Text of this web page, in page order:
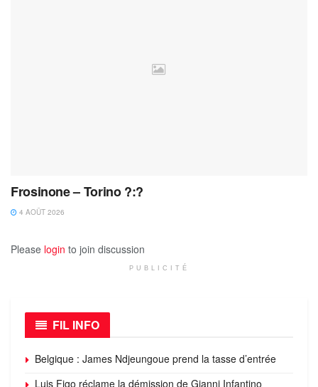
Frosinone – Torino ?:?
4 AOÛT 2026
Please login to join discussion
PUBLICITÉ
FIL INFO
Belgique : James Ndjeungoue prend la tasse d’entrée
Luis Figo réclame la démission de Gianni Infantino